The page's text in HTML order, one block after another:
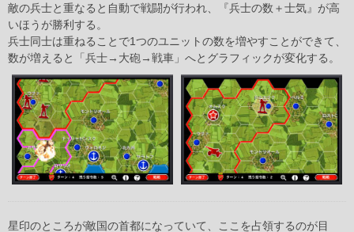
敵の兵士と重なると自動で戦闘が行われ、『兵士の数＋士気』が高
いほうが勝利する。
兵士同士は重ねることで1つのユニットの数を増やすことができて、
数が増えると「兵士→大砲→戦車」へとグラフィックが変化する。
星印のところが敵国の首都になっていて、ここを占領するのが目